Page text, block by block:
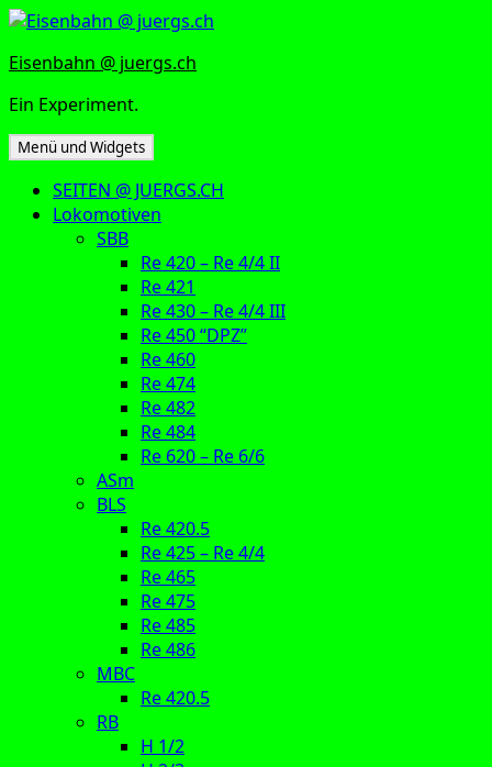
Zum
springen
Eisenbahn @ juergs.ch
Ein Experiment.
Menü und Widgets
SEITEN @ JUERGS.CH
Lokomotiven
SBB
Re 420 – Re 4/4 II
Re 421
Re 430 – Re 4/4 III
Re 450 “DPZ”
Re 460
Re 474
Re 482
Re 484
Re 620 – Re 6/6
ASm
BLS
Re 420.5
Re 425 – Re 4/4
Re 465
Re 475
Re 485
Re 486
MBC
Re 420.5
RB
H 1/2